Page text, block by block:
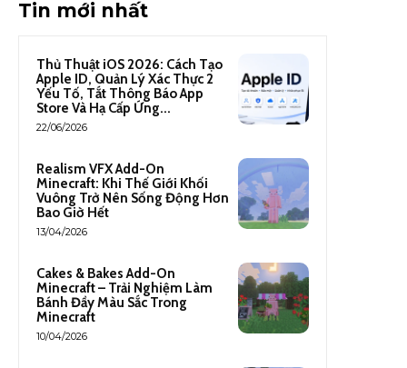
Tin mới nhất
Thủ Thuật iOS 2026: Cách Tạo
Apple ID, Quản Lý Xác Thực 2
Yếu Tố, Tắt Thông Báo App
Store Và Hạ Cấp Ứng...
22/06/2026
Realism VFX Add-On
Minecraft: Khi Thế Giới Khối
Vuông Trở Nên Sống Động Hơn
Bao Giờ Hết
13/04/2026
Cakes & Bakes Add-On
Minecraft – Trải Nghiệm Làm
Bánh Đầy Màu Sắc Trong
Minecraft
10/04/2026